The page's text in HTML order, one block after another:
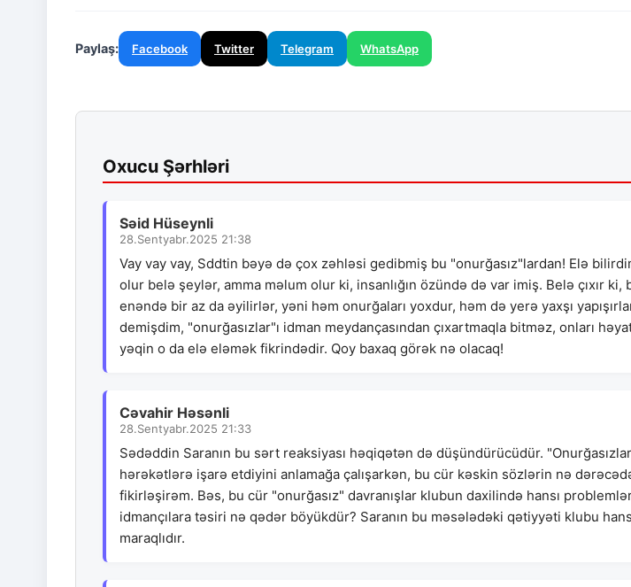
Paylaş: Facebook Twitter Telegram WhatsApp
Oxucu Şərhləri
Səid Hüseynli
28.Sentyabr.2025 21:38
Vay vay vay, Sddtin bəyə də çox zəhləsi gedibmiş bu "onurğasız"lardan! Elə
olur belə şeylər, amma məlum olur ki, insanlığın özündə də var imiş. Belə çıxır ki,
enəndə bir az da əyilirlər, yəni həm onurğaları yoxdur, həm də yerə yaxşı
demişdim, "onurğasızlar"ı idman meydançasından çıxartmaqla bitməz, onları
yəqin o da elə eləmək fikrindədir. Qoy baxaq görək nə olacaq!
Cəvahir Həsənli
28.Sentyabr.2025 21:33
Sədəddin Saranın bu sərt reaksiyası həqiqətən də düşündürücüdür.
hərəkətlərə işarə etdiyini anlamağa çalışarkən, bu cür kəskin sözlərin nə
fikirləşirəm. Bəs, bu cür "onurğasız" davranışlar klubun daxilində hansı
idmançılara təsiri nə qədər böyükdür? Saranın bu məsələdəki qətiyyəti klubu
maraqlıdır.